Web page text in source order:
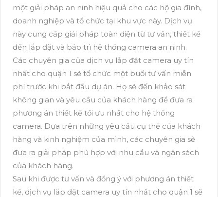
một giải pháp an ninh hiệu quả cho các hộ gia đình,
doanh nghiệp và tổ chức tại khu vực này. Dịch vụ
này cung cấp giải pháp toàn diện từ tư vấn, thiết kế
đến lắp đặt và bảo trì hệ thống camera an ninh.
Các chuyên gia của dịch vụ lắp đặt camera uy tín
nhất cho quận 1 sẽ tổ chức một buổi tư vấn miễn
phí trước khi bắt đầu dự án. Họ sẽ đến khảo sát
không gian và yêu cầu của khách hàng để đưa ra
phương án thiết kế tối ưu nhất cho hệ thống
camera. Dựa trên những yêu cầu cụ thể của khách
hàng và kinh nghiệm của mình, các chuyên gia sẽ
đưa ra giải pháp phù hợp với nhu cầu và ngân sách
của khách hàng.
Sau khi được tư vấn và đồng ý với phương án thiết
kế, dịch vụ lắp đặt camera uy tín nhất cho quận 1 sẽ